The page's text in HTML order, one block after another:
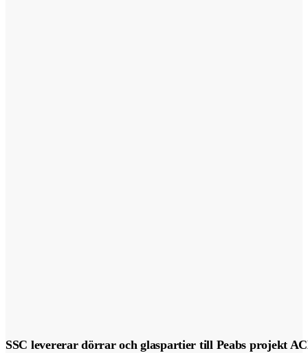
SSC levererar dörrar och glaspartier till Peabs projekt